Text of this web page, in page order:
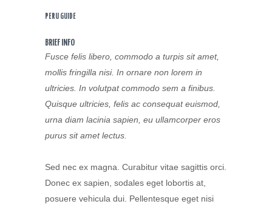
PERU GUIDE
BRIEF INFO
Fusce felis libero, commodo a turpis sit amet,
mollis fringilla nisi. In ornare non lorem in
ultricies. In volutpat commodo sem a finibus.
Quisque ultricies, felis ac consequat euismod,
urna diam lacinia sapien, eu ullamcorper eros
purus sit amet lectus.
Sed nec ex magna. Curabitur vitae sagittis orci.
Donec ex sapien, sodales eget lobortis at,
posuere vehicula dui. Pellentesque eget nisi